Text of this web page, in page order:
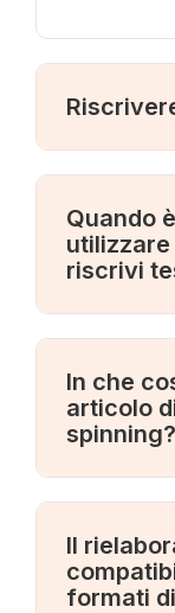
Quando
riscrivi
In che
articolo
spinning?
Il
formati